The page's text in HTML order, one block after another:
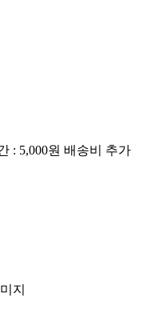
: 5,000원 배송비 추가